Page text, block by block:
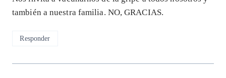
también a nuestra familia. NO, GRACIAS.
Responder